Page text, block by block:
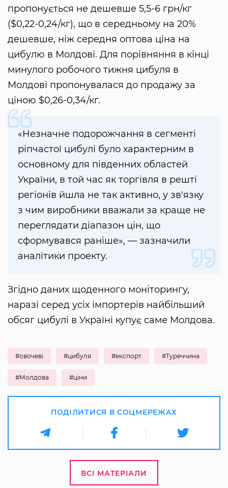
пропонується не дешевше 5,5-6 грн/кг
($0,22-0,24/кг), що в середньому на 20%
дешевше, ніж середня оптова ціна на
цибулю в Молдові. Для порівняння в кінці
минулого робочого тижня цибуля в
Молдові пропонувалася до продажу за
ціною $0,26-0,34/кг.
«Незначне подорожчання в сегменті
ріпчастої цибулі було характерним в
основному для південних областей
України, в той час як торгівля в решті
регіонів йшла не так активно, у зв'язку
з чим виробники вважали за краще не
переглядати діапазон цін, що
сформувався раніше», — зазначили
аналітики проекту.
Згідно даних щоденного моніторингу,
наразі серед усіх імпортерів найбільший
обсяг цибулі в Україні купує саме Молдова.
#овочеві #цибуля #експорт #Туреччина
#Молдова #ціни
ПОДІЛИТИСЯ В СОЦМЕРЕЖАХ
ВСІ МАТЕРІАЛИ